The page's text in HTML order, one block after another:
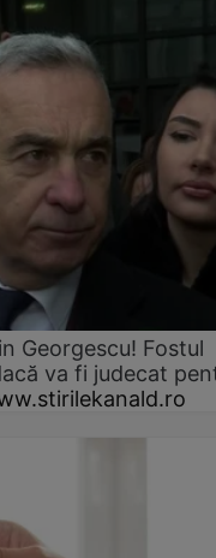
Georgescu! Fostul
va fi judecat